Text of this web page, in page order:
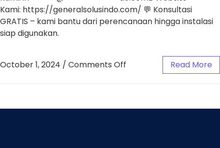
Kami: https://generalsolusindo.com/ 💬 Konsultasi
GRATIS – kami bantu dari perencanaan hingga instalasi
siap digunakan.
October 1, 2024 / Comments Off Read More